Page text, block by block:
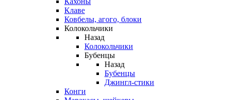
Клаве
Ковбелы, агого, блоки
Колокольчики
Назад
Колокольчики
Бубенцы
Назад
Бубенцы
Джингл-стики
Конги